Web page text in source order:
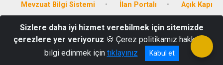
Mevzuat Bilgi Sistemi İlan Portalı Açık Kapı
Iğdır İl Özel İdaresi-Emek Mah. Fatih Cad. 96B Iğdır/Merkez
Telefon : 0476 227 74 15 Belgegeçer: 0476 227 83 21
Sizlere daha iyi hizmet verebilmek için sitemizde
çerezlere yer veriyoruz 🍪 Çerez politikamız hakkında
bilgi edinmek için tıklayınız Kabul et